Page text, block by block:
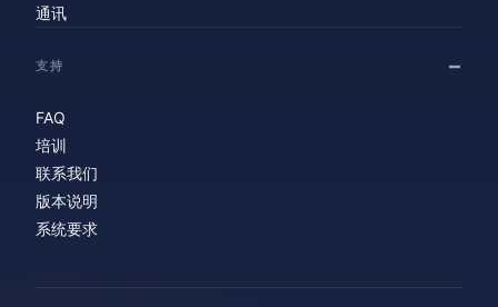
通讯
支持
FAQ
培训
联系我们
版本说明
系统要求